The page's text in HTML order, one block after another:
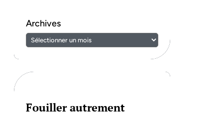
Archives
Fouiller autrement